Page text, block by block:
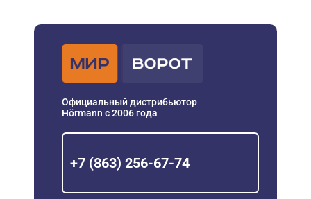
Официальный дистрибьютор
Hörmann с 2006 года
+7 (863) 256-67-74